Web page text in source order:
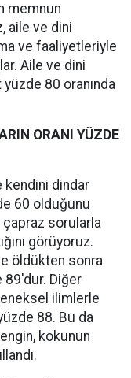
memnun
aile ve dini
ve faaliyetleriyle
Aile ve dini
80 oranında
ORANI YÜZDE
kendini dindar
60 olduğunu
çapraz sorularla
görüyoruz.
öldükten sonra
89'dur. Diğer
ilimlerle
88. Bu da
kokunun